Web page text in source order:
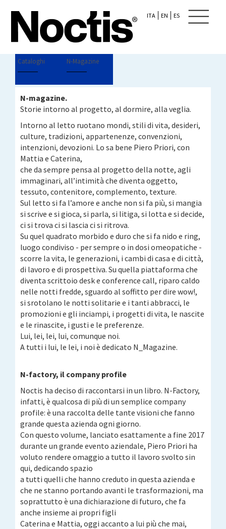
ITA EN ES
Cataloghi N-Magazine
N-magazine.
Storie intorno al progetto, al dormire, alla veglia.
Intorno al letto ruotano mondi, stili di vita, desideri,
culture, tradizioni, appartenenze, convenzioni,
intenzioni, devozioni. Lo sa bene Piero Priori, con
Mattia e Caterina,
che da sempre pensa al progetto della notte, agli
immaginari, all’intimità che diventa oggetto,
tessuto, contenitore, complemento, texture.
Sul letto si fa l’amore e anche non si fa più, si mangia
si scrive e si gioca, si parla, si litiga, si lotta e si decide,
ci si trova ci si lascia ci si ritrova.
Su quel quadrato morbido e duro che si fa nido e ring,
luogo condiviso - per sempre o in dosi omeopatiche -
scorre la vita, le generazioni, i cambi di casa e di città,
di lavoro e di prospettiva. Su quella piattaforma che
diventa scrittoio desk e conference call, riparo caldo
nelle notti fredde, sguardo al soffitto per dire wow!,
si srotolano le notti solitarie e i tanti abbracci, le
promozioni e gli inciampi, i progetti di vita, le nascite
e le rinascite, i gusti e le preferenze.
Lui, lei, lei, lui, comunque noi.
A tutti i lui, le lei, i noi è dedicato N_Magazine.
N-factory, il company profile
Noctis ha deciso di raccontarsi in un libro. N-Factory,
infatti, è qualcosa di più di un semplice company
profile: è una raccolta delle tante visioni che fanno
grande questa azienda ogni giorno.
Con questo volume, lanciato esattamente a fine 2017
durante un grande evento aziendale, Piero Priori ha
voluto rendere omaggio a tutto il lavoro svolto sin
qui, dedicando spazio
a tutti quelli che hanno creduto in questa azienda e
che ne stanno portando avanti le trasformazioni, ma
soprattutto è una dichiarazione di futuro, che fa
anche insieme ai propri figli
Caterina e Mattia, oggi accanto a lui più che mai,